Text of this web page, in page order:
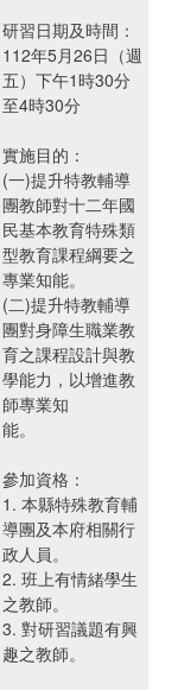
研習日期及時間：
112年5月26日（週
五）下午1時30分
至4時30分
實施目的：
(一)提升特教輔導
團教師對十二年國
民基本教育特殊類
型教育課程綱要之
專業知能。
(二)提升特教輔導
團對身障生職業教
育之課程設計與教
學能力，以增進教
師專業知
能。
參加資格：
1. 本縣特殊教育輔
導團及本府相關行
政人員。
2. 班上有情緒學生
之教師。
3. 對研習議題有興
趣之教師。